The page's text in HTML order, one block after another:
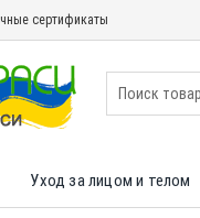
сертификаты
Уход за лицом и телом